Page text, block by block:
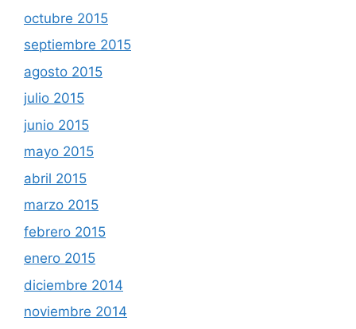
octubre 2015
septiembre 2015
agosto 2015
julio 2015
junio 2015
mayo 2015
abril 2015
marzo 2015
febrero 2015
enero 2015
diciembre 2014
noviembre 2014